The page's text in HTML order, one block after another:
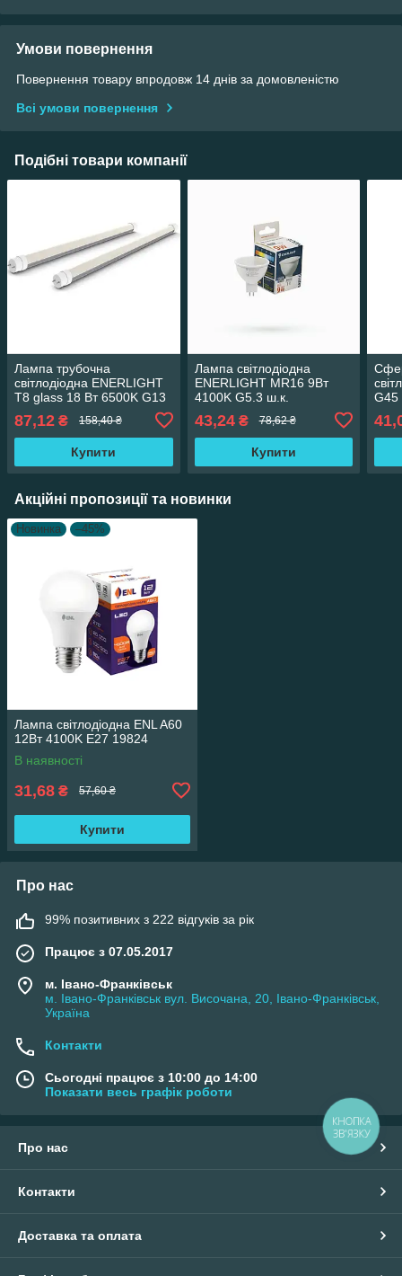
Умови повернення
Повернення товару впродовж 14 днів за домовленістю
Всі умови повернення
Подібні товари компанії
Лампа трубочна
світлодіодна ENERLIGHT
Т8 glass 18 Вт 6500K G13
87,12 ₴ 158,40 ₴
Купити
Лампа світлодіодна
ENERLIGHT MR16 9Вт
4100K G5.3 ш.к.
43,24₴ 78,62 ₴
Купити
G45
уп
Акційні пропозиції та новинки
Новинка –45%
Лампа світлодіодна ENL A60
12Вт 4100K E27 19824
В наявності
31,68 ₴ 57,60 ₴
Купити
Про нас
99% позитивних з 222 відгуків за рік
Працює з 07.05.2017
м. Івано-Франківськ
м. Івано-Франківськ вул. Височана, 20, Івано-Франківськ,
Україна
Контакти
Сьогодні працює з 10:00 до 14:00
Показати весь графік роботи
Про нас
Контакти
Доставка та оплата
КНОПКА
ЗВ'ЯЗКУ